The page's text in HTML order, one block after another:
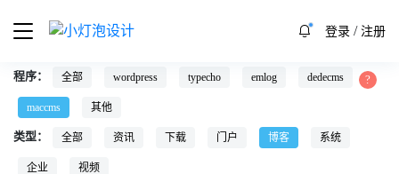
登录/ 注册
程序： 全部 wordpress typecho emlog dedecms
maccms 其他
类型： 全部 资讯 下载 门户 博客 系统
企业 视频